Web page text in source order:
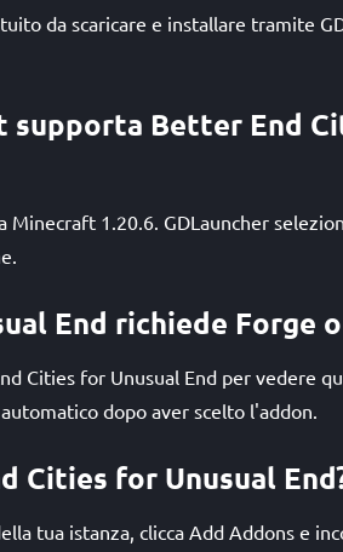
da scaricare e installare tramite
Better End
Minecraft 1.20.6. GDLauncher
End richiede Forge
Cities for Unusual End per vedere
dopo aver scelto l'addon.
Cities for Unusual
tua istanza, clicca Add Addons e